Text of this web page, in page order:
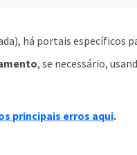
há portais específicos
, se necessário,
principais erros aqui.